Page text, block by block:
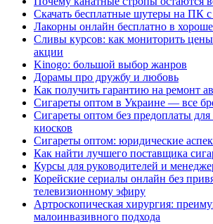
Скачать бесплатные шутеры на ПК с
Лакорны онлайн бесплатно в
Сливы курсов: как мониторить
акции
Kinogo: большой выбор жанров
Дорамы про дружбу и любовь
Как получить гарантию на ремонт
Сигареты оптом в Украине — все
Сигареты оптом без предоплаты для
киосков
Сигареты оптом: юридические
Как найти лучшего поставщика
Курсы для руководителей и
Корейские сериалы онлайн без
телевизионному эфиру
Артроскопическая хирургия:
малоинвазивного подхода